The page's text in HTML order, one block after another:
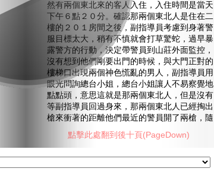
然有兩個東北來的客人入住，入住時間是當天
下午６點２０分。確認那兩個東北人是住在二
樓的２０１房間之後，副指導員考慮到身著警
服目標太大，稍有不慎就會打草驚蛇，過早暴
露警方的行動，決定帶警員到山莊外面監控，
沒有想到他們剛要出門的時候，與大門正對的
樓梯口出現兩個神色慌亂的男人，副指導員用
眼光問詢總台小姐，總台小姐讓人不易察覺地
點點頭，意思這就是那兩個東北人，但是沒有
等副指導員回過身來，那兩個東北人已經掏出
槍來衝著的距離他們最近的警員開了兩槍，隨
點擊此處翻到後十頁(PageDown)